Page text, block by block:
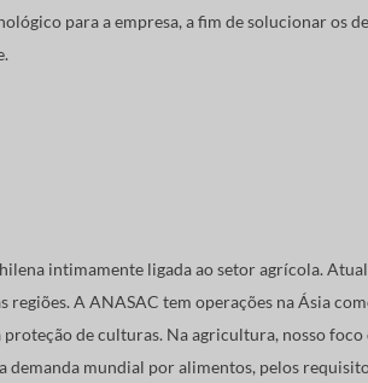
para a empresa, a fim de solucionar os
intimamente ligada ao setor agrícola.
regiões. A ANASAC tem operações na Ásia
de culturas. Na agricultura, nosso foco
demanda mundial por alimentos, pelos